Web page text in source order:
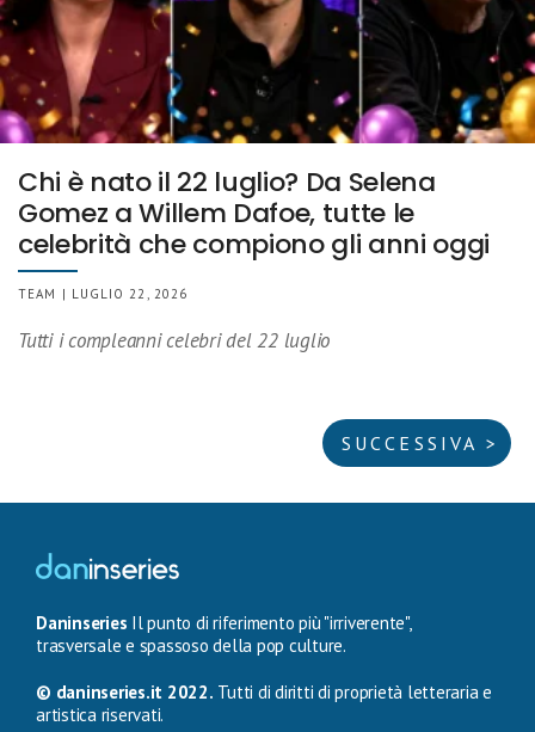
Chi è nato il 22 luglio? Da Selena
Gomez a Willem Dafoe, tutte le
celebrità che compiono gli anni oggi
TEAM | LUGLIO 22, 2026
Tutti i compleanni celebri del 22 luglio
SUCCESSIVA >
Daninseries Il punto di riferimento più "irriverente",
trasversale e spassoso della pop culture.
© daninseries.it 2022. Tutti di diritti di proprietà letteraria e
artistica riservati.